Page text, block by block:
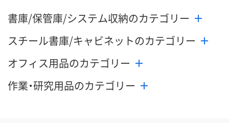
書庫/保管庫/システム収納のカテゴリー
スチール書庫/キャビネットのカテゴリー
オフィス用品のカテゴリー
作業・研究用品のカテゴリー